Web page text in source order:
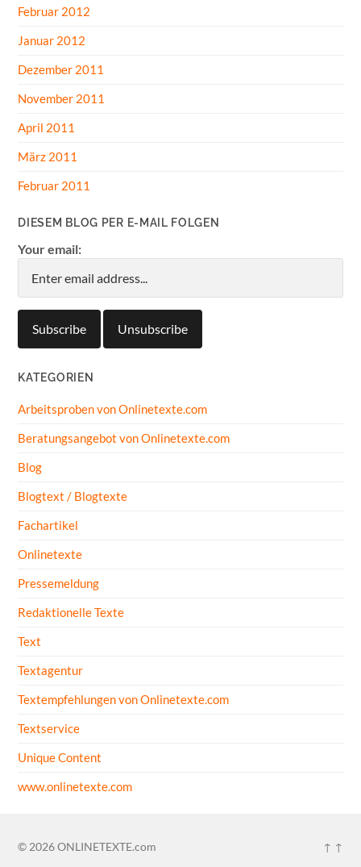
Februar 2012
Januar 2012
Dezember 2011
November 2011
April 2011
März 2011
Februar 2011
DIESEM BLOG PER E-MAIL FOLGEN
Your email:
KATEGORIEN
Arbeitsproben von Onlinetexte.com
Beratungsangebot von Onlinetexte.com
Blog
Blogtext / Blogtexte
Fachartikel
Onlinetexte
Pressemeldung
Redaktionelle Texte
Text
Textagentur
Textempfehlungen von Onlinetexte.com
Textservice
Unique Content
www.onlinetexte.com
© 2026ONLINETEXTE.com ↑ ↑